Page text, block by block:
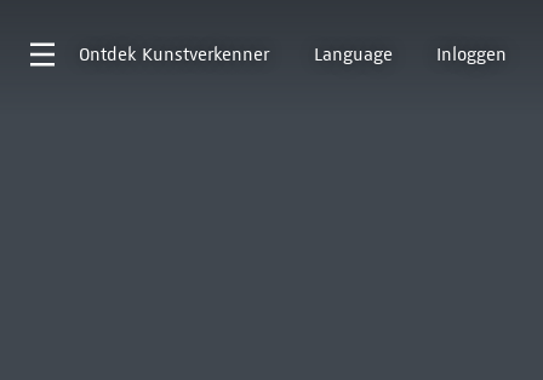
Ontdek Kunstverkenner Language Inloggen